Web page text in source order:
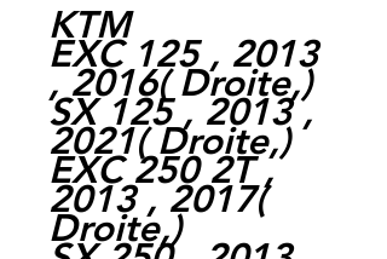
KTM
EXC 125 , 2013
, 2016(Droite,)
SX 125 , 2013 ,
2021(Droite,)
EXC 250 2T ,
2013 , 2017(
Droite,)